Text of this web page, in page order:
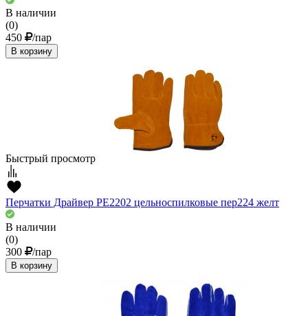
В наличии
(0)
450
/пар
В корзину
Быстрый просмотр
Перчатки Драйвер РЕ2202 цельноспилковые пер224 желт
В наличии
(0)
300
/пар
В корзину